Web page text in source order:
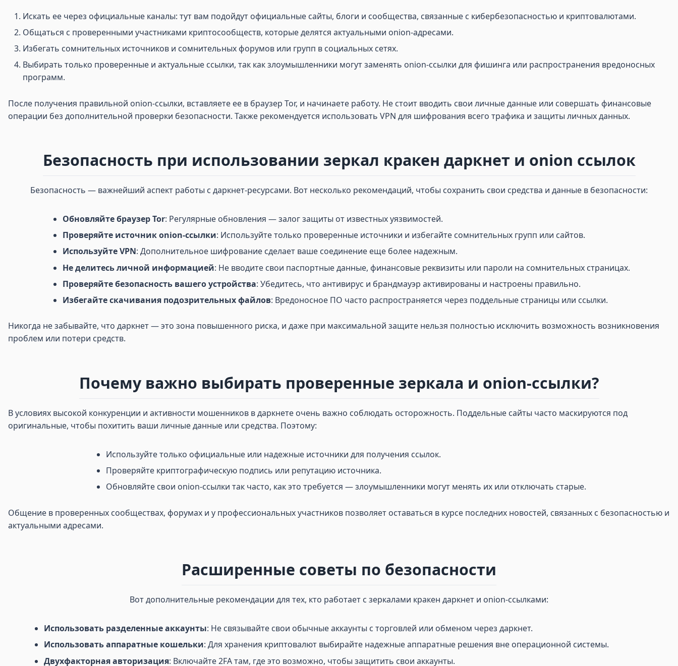
Искать ее через официальные каналы: тут вам подойдут официальные сайты, блоги и сообщества, связанные с кибербезопасностью и криптовалютами.
Общаться с проверенными участниками криптосообществ, которые делятся актуальными onion-адресами.
Избегать сомнительных источников и сомнительных форумов или групп в социальных сетях.
Выбирать только проверенные и актуальные ссылки, так как злоумышленники могут заменять onion-ссылки для фишинга или распространения вредоносных
программ.
После получения правильной onion-ссылки, вставляете ее в браузер Tor, и начинаете работу. Не стоит вводить свои личные данные или совершать финансовые
операции без дополнительной проверки безопасности. Также рекомендуется использовать VPN для шифрования всего трафика и защиты личных данных.
Безопасность при использовании зеркал кракен даркнет и onion ссылок
Безопасность — важнейший аспект работы с даркнет-ресурсами. Вот несколько рекомендаций, чтобы сохранить свои средства и данные в безопасности:
Обновляйте браузер Tor: Регулярные обновления — залог защиты от известных уязвимостей.
Проверяйте источник onion-ссылки: Используйте только проверенные источники и избегайте сомнительных групп или сайтов.
Используйте VPN: Дополнительное шифрование сделает ваше соединение еще более надежным.
Не делитесь личной информацией: Не вводите свои паспортные данные, финансовые реквизиты или пароли на сомнительных страницах.
Проверяйте безопасность вашего устройства: Убедитесь, что антивирус и брандмауэр активированы и настроены правильно.
Избегайте скачивания подозрительных файлов: Вредоносное ПО часто распространяется через поддельные страницы или ссылки.
Никогда не забывайте, что даркнет — это зона повышенного риска, и даже при максимальной защите нельзя полностью исключить возможность возникновения
проблем или потери средств.
Почему важно выбирать проверенные зеркала и onion-ссылки?
В условиях высокой конкуренции и активности мошенников в даркнете очень важно соблюдать осторожность. Поддельные сайты часто маскируются под
оригинальные, чтобы похитить ваши личные данные или средства. Поэтому:
Используйте только официальные или надежные источники для получения ссылок.
Проверяйте криптографическую подпись или репутацию источника.
Обновляйте свои onion-ссылки так часто, как это требуется — злоумышленники могут менять их или отключать старые.
Общение в проверенных сообществах, форумах и у профессиональных участников позволяет оставаться в курсе последних новостей, связанных с безопасностью и
актуальными адресами.
Расширенные советы по безопасности
Вот дополнительные рекомендации для тех, кто работает с зеркалами кракен даркнет и onion-ссылками:
Использовать разделенные аккаунты: Не связывайте свои обычные аккаунты с торговлей или обменом через даркнет.
Использовать аппаратные кошельки: Для хранения криптовалют выбирайте надежные аппаратные решения вне операционной системы.
Двухфакторная авторизация: Включайте 2FA там, где это возможно, чтобы защитить свои аккаунты.